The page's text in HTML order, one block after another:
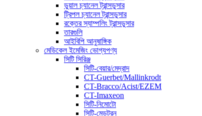
ডুয়াল চ্যানেল ট্রান্সডুসার
ট্রিপল চ্যানেল ট্রান্সডুসার
রক্তের স্যাম্পলিং ট্রান্সডুসার
তারগুলি
আইবিপি আনুষাঙ্গিক
মেডিকেল ইমেজিং ভোগ্যপণ্য
সিটি সিরিঞ্জ
সিটি-বেয়ার/মেদ্রাদ
CT-Guerbet/Mallinkrodt
CT-Bracco/Acist/EZEM
CT-Imaxeon
সিটি-নিমোটো
সিটি-মেডট্রন